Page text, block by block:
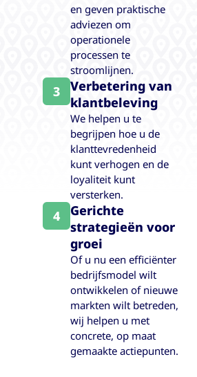
en geven praktische
adviezen om
operationele
processen te
stroomlijnen.
3
Verbetering van
klantbeleving
We helpen u te
begrijpen hoe u de
klanttevredenheid
kunt verhogen en de
loyaliteit kunt
versterken.
4
Gerichte
strategieën voor
groei
Of u nu een efficiënter
bedrijfsmodel wilt
ontwikkelen of nieuwe
markten wilt betreden,
wij helpen u met
concrete, op maat
gemaakte actiepunten.